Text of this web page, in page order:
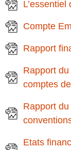
Compte
Rapport
Rapport
comptes
Rapport
Etats